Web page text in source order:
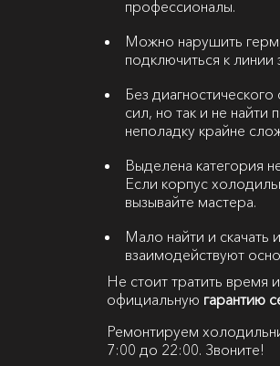
профессионалы.
Можно нарушить
подключиться к линии
Без
сил, но так и не
неполадку крайне
Выделена категория
Если корпус
вызывайте мастера.
Мало найти и скачать
взаимодействуют
Не стоит тратить время
официальную гарантию
Ремонтируем
7:00 до 22:00. Звоните!